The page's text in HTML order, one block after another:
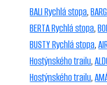
BALI Rychlá stopa,
BERTA Rychlá stopa,
BUSTY Rychlá stopa,
Hostýnského trailu,
Hostýnského trailu,